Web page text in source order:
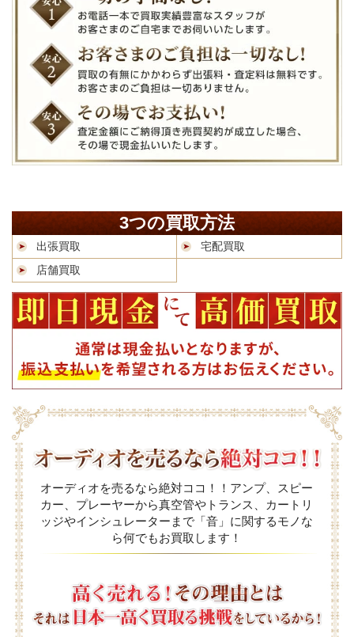
3つの買取方法
出張買取
宅配買取
店舗買取
オーディオを売るなら絶対ココ！！アンプ、スピー
カー、プレーヤーから真空管やトランス、カートリ
ッジやインシュレーターまで「音」に関するモノな
ら何でもお買取します！